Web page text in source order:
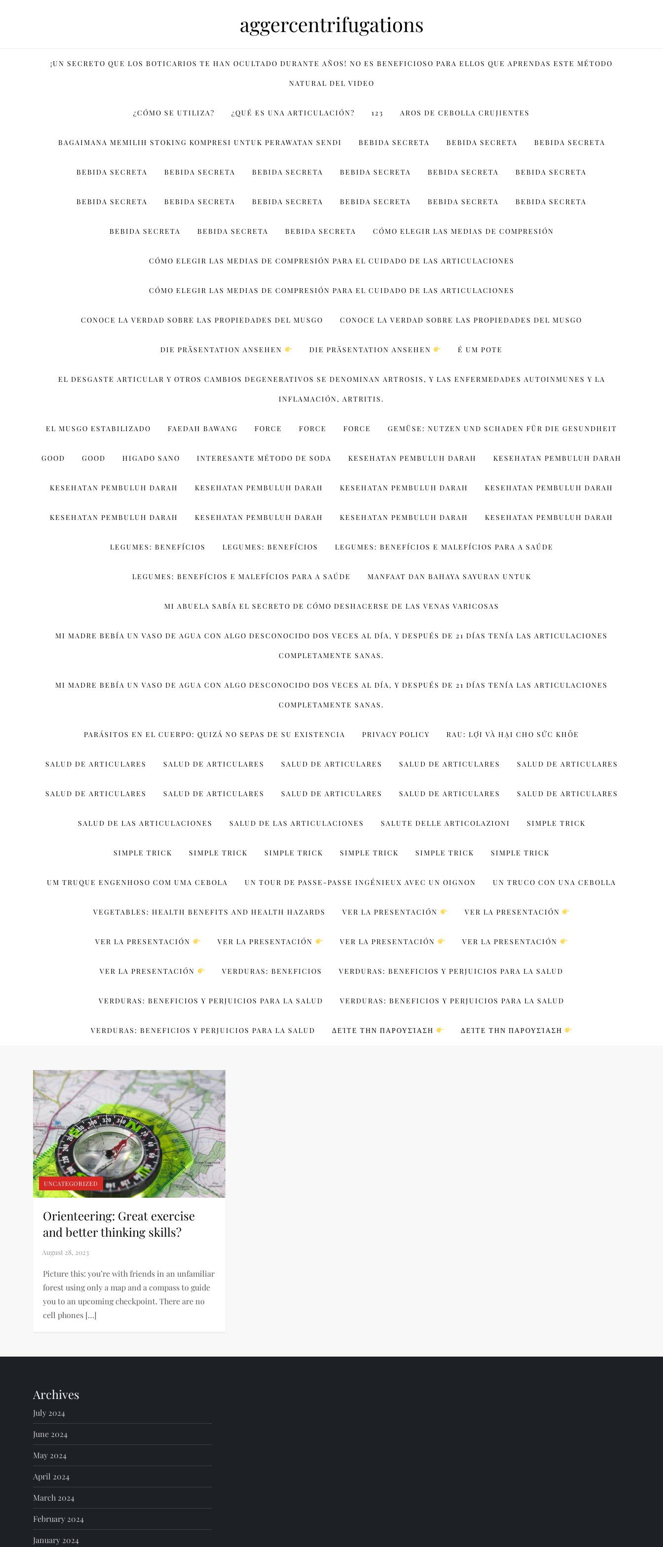
aggercentrifugations
¡UN SECRETO QUE LOS BOTICARIOS TE HAN OCULTADO DURANTE AÑOS! NO ES BENEFICIOSO PARA ELLOS QUE APRENDAS ESTE MÉTODO
NATURAL DEL VIDEO
¿CÓMO SE UTILIZA? ¿QUÉ ES UNA ARTICULACIÓN? 123 AROS DE CEBOLLA CRUJIENTES
BAGAIMANA MEMILIH STOKING KOMPRESI UNTUK PERAWATAN SENDI BEBIDA SECRETA BEBIDA SECRETA BEBIDA SECRETA
BEBIDA SECRETA BEBIDA SECRETA BEBIDA SECRETA BEBIDA SECRETA BEBIDA SECRETA BEBIDA SECRETA
BEBIDA SECRETA BEBIDA SECRETA BEBIDA SECRETA BEBIDA SECRETA BEBIDA SECRETA BEBIDA SECRETA
BEBIDA SECRETA BEBIDA SECRETA BEBIDA SECRETA CÓMO ELEGIR LAS MEDIAS DE COMPRESIÓN
CÓMO ELEGIR LAS MEDIAS DE COMPRESIÓN PARA EL CUIDADO DE LAS ARTICULACIONES
CÓMO ELEGIR LAS MEDIAS DE COMPRESIÓN PARA EL CUIDADO DE LAS ARTICULACIONES
CONOCE LA VERDAD SOBRE LAS PROPIEDADES DEL MUSGO CONOCE LA VERDAD SOBRE LAS PROPIEDADES DEL MUSGO
DIE PRÄSENTATION ANSEHEN DIE PRÄSENTATION ANSEHEN É UM POTE
EL DESGASTE ARTICULAR Y OTROS CAMBIOS DEGENERATIVOS SE DENOMINAN ARTROSIS, Y LAS ENFERMEDADES AUTOINMUNES Y LA
INFLAMACIÓN, ARTRITIS.
EL MUSGO ESTABILIZADO FAEDAH BAWANG FORCE FORCE FORCE GEMÜSE: NUTZEN UND SCHADEN FÜR DIE GESUNDHEIT
GOOD GOOD HIGADO SANO INTERESANTE MÉTODO DE SODA KESEHATAN PEMBULUH DARAH KESEHATAN PEMBULUH DARAH
KESEHATAN PEMBULUH DARAH KESEHATAN PEMBULUH DARAH KESEHATAN PEMBULUH DARAH KESEHATAN PEMBULUH DARAH
KESEHATAN PEMBULUH DARAH KESEHATAN PEMBULUH DARAH KESEHATAN PEMBULUH DARAH KESEHATAN PEMBULUH DARAH
LEGUMES: BENEFÍCIOS LEGUMES: BENEFÍCIOS LEGUMES: BENEFÍCIOS E MALEFÍCIOS PARA A SAÚDE
LEGUMES: BENEFÍCIOS E MALEFÍCIOS PARA A SAÚDE MANFAAT DAN BAHAYA SAYURAN UNTUK
MI ABUELA SABÍA EL SECRETO DE CÓMO DESHACERSE DE LAS VENAS VARICOSAS
MI MADRE BEBÍA UN VASO DE AGUA CON ALGO DESCONOCIDO DOS VECES AL DÍA, Y DESPUÉS DE 21 DÍAS TENÍA LAS ARTICULACIONES
COMPLETAMENTE SANAS.
MI MADRE BEBÍA UN VASO DE AGUA CON ALGO DESCONOCIDO DOS VECES AL DÍA, Y DESPUÉS DE 21 DÍAS TENÍA LAS ARTICULACIONES
COMPLETAMENTE SANAS.
PARÁSITOS EN EL CUERPO: QUIZÁ NO SEPAS DE SU EXISTENCIA PRIVACY POLICY RAU: LỢI VÀ HẠI CHO SỨC KHỎE
SALUD DE ARTICULARES SALUD DE ARTICULARES SALUD DE ARTICULARES SALUD DE ARTICULARES SALUD DE ARTICULARES
SALUD DE ARTICULARES SALUD DE ARTICULARES SALUD DE ARTICULARES SALUD DE ARTICULARES SALUD DE ARTICULARES
SALUD DE LAS ARTICULACIONES SALUD DE LAS ARTICULACIONES SALUTE DELLE ARTICOLAZIONI SIMPLE TRICK
SIMPLE TRICK SIMPLE TRICK SIMPLE TRICK SIMPLE TRICK SIMPLE TRICK SIMPLE TRICK
UM TRUQUE ENGENHOSO COM UMA CEBOLA UN TOUR DE PASSE-PASSE INGÉNIEUX AVEC UN OIGNON UN TRUCO CON UNA CEBOLLA
VEGETABLES: HEALTH BENEFITS AND HEALTH HAZARDS VER LA PRESENTACIÓN VER LA PRESENTACIÓN
VER LA PRESENTACIÓN VER LA PRESENTACIÓN VER LA PRESENTACIÓN VER LA PRESENTACIÓN
VER LA PRESENTACIÓN VERDURAS: BENEFICIOS VERDURAS: BENEFICIOS Y PERJUICIOS PARA LA SALUD
VERDURAS: BENEFICIOS Y PERJUICIOS PARA LA SALUD VERDURAS: BENEFICIOS Y PERJUICIOS PARA LA SALUD
VERDURAS: BENEFICIOS Y PERJUICIOS PARA LA SALUD ΔΕΊΤΕ ΤΗΝ ΠΑΡΟΥΣΊΑΣΗ ΔΕΊΤΕ ΤΗΝ ΠΑΡΟΥΣΊΑΣΗ
UNCATEGORIZED
Orienteering: Great exercise
and better thinking skills?
Picture this: you’re with friends in an unfamiliar
forest using only a map and a compass to guide
you to an upcoming checkpoint. There are no
cell phones […]
Archives
July 2024
June 2024
May 2024
April 2024
March 2024
February 2024
January 2024